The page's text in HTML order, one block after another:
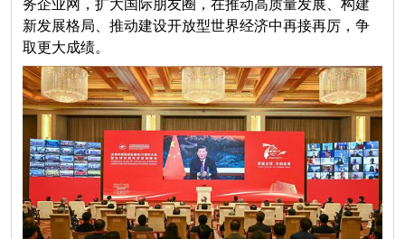
务企业网，扩大国际朋友圈，在推动高质量发展、构建
新发展格局、推动建设开放型世界经济中再接再厉，争
取更大成绩。